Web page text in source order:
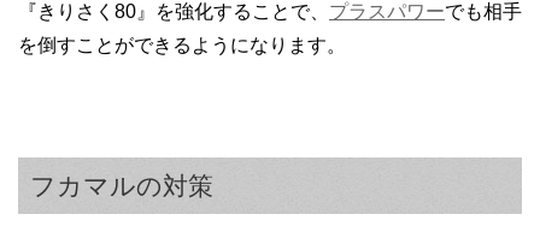
『きりさく80』を強化することで、 プラスパワーでも相手
を倒すことができるようになります。
フカマルの対策